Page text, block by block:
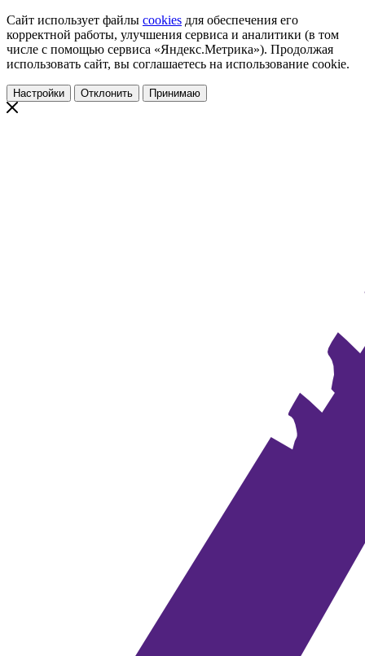
Сайт использует файлы cookies для обеспечения его
корректной работы, улучшения сервиса и аналитики (в том
числе с помощью сервиса «Яндекс.Метрика»). Продолжая
использовать сайт, вы соглашаетесь на использование cookie.
Настройки Отклонить Принимаю